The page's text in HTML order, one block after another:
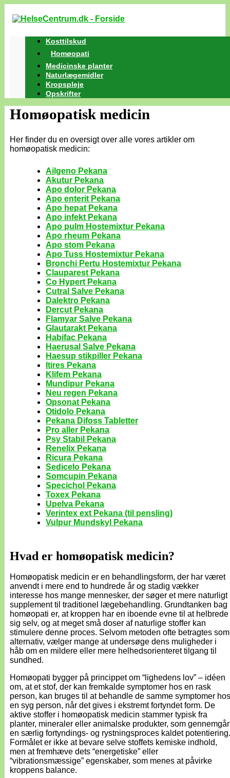
Kosttilskud
Homøopati
Medicinske planter
Naturlægemidler
Kropspleje
Opskrifter
Homøopatisk medicin
Her finder du en oversigt over alle vores artikler om
homøopatisk medicin:
Ailgeno Pekana
Akutur Pekana
Apo dolor Pekana
Apo enterit Pekana
Apo hepat Pekana
Apo infekt Pekana
Apo pulm Hostemixtur Pekana
Apo rheum Pekana
Apo stom Pekana
Apo Tuss Hostemixtur Pekana
Bronchi Pertu Hostemixtur Pekana
Clauparest Pekana
Co Hypert Pekana
Cutral Salve Pekana
Dalektro Pekana
Dercut Pekana
Flamyar Salve Pekana
Glautarakt Pekana
Habifac Pekana
Haerusal Salve Pekana
Haesup stikpiller Pekana
Itires Pekana
Klifem Pekana
Mundipur Pekana
Neu regen Pekana
Opsonat Pekana
Otidolo Pekana
Pekana Difoss Tabletter
Pro aller Pekana
Psy Stabil Pekana
Renelix Pekana
Ricura Pekana
Sedicelo Pekana
Somcupin Pekana
Specichol Pekana
Toxex Pekana
Upelva Pekana
Verintex ext Pekana (til pensling)
Vulpur Mundskyl Pekana
Hvad er homøopatisk medicin?
Homøopatisk medicin er en behandlingsform, der har været
anvendt i mere end to hundrede år og stadig vækker
interesse hos mange mennesker, der søger et mere naturligt
supplement til traditionel lægebehandling. Grundtanken bag
homøopati er, at kroppen har en iboende evne til at helbrede
sig selv, og at meget små doser af naturlige stoffer kan
stimulere denne proces. Selvom metoden ofte betragtes som
alternativ, vælger mange at undersøge dens muligheder i
håb om en mildere eller mere helhedsorienteret tilgang til
sundhed.
Homøopati bygger på princippet om “lighedens lov” – idéen
om, at et stof, der kan fremkalde symptomer hos en rask
person, kan bruges til at behandle de samme symptomer hos
en syg person, når det gives i ekstremt fortyndet form. De
aktive stoffer i homøopatisk medicin stammer typisk fra
planter, mineraler eller animalske produkter, som gennemgår
en særlig fortyndings- og rystningsproces kaldet potentiering.
Formålet er ikke at bevare selve stoffets kemiske indhold,
men at fremhæve dets “energetiske” eller
“vibrationsmæssige” egenskaber, som menes at påvirke
kroppens balance.